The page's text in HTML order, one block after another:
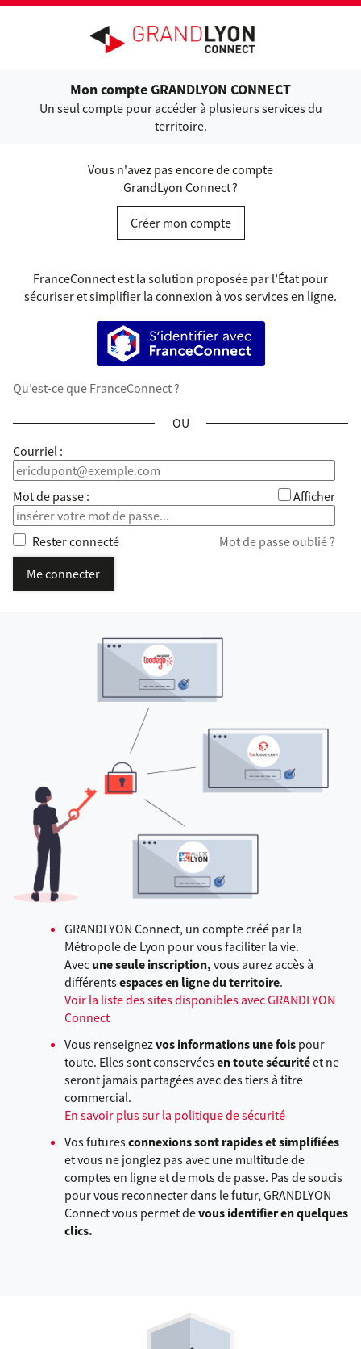
Mon compte GRANDLYON CONNECT
Un seul compte pour accéder à plusieurs services du
territoire.
Vous n'avez pas encore de compte
GrandLyon Connect ?
Créer mon compte
FranceConnect est la solution proposée par l’État pour
sécuriser et simplifier la connexion à vos services en ligne.
S’identifier avec FranceConnect
Qu’est-ce que FranceConnect ?
Courriel :
Mot de passe : Afficher
Rester connecté
Mot de passe oublié ?
Me connecter
GRANDLYON Connect, un compte créé par la
Métropole de Lyon pour vous faciliter la vie.
Avec une seule inscription, vous aurez accès à
différentsespaces en ligne du territoire.
Voir la liste des sites disponibles avec GRANDLYON
Connect
Vous renseignezvos informations une fois pour
toute. Elles sont conservéesen toute sécuritéet ne
seront jamais partagées avec des tiers à titre
commercial.
En savoir plus sur la politique de sécurité
Vos futuresconnexions sont rapides et simplifiées
et vous ne jonglez pas avec une multitude de
comptes en ligne et de mots de passe. Pas de soucis
pour vous reconnecter dans le futur, GRANDLYON
Connect vous permet devous identifier en quelques
clics.